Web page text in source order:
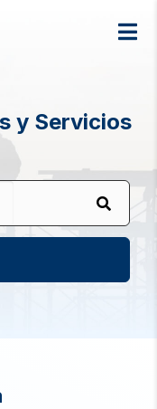
y Servicios